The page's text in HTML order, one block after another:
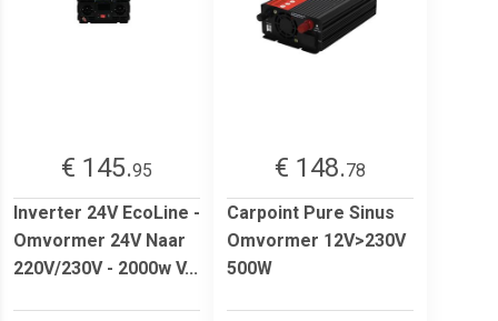
€ 145.95
Inverter 24V EcoLine -
Omvormer 24V Naar
220V/230V - 2000w V...
€ 148.78
Carpoint Pure Sinus
Omvormer 12V>230V
500W